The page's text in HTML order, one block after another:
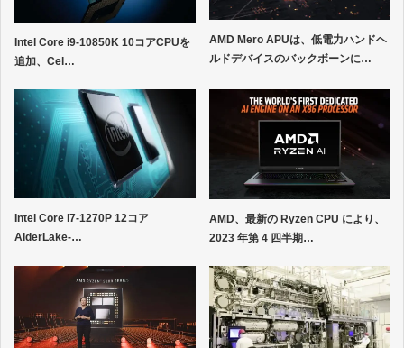
Intel Core i9-10850K 10コアCPUを
追加、Cel…
AMD Mero APUは、低電力ハンドヘ
ルドデバイスのバックボーンに…
Intel Core i7-1270P 12コア
AlderLake-…
AMD、最新の Ryzen CPU により、
2023 年第 4 四半期…